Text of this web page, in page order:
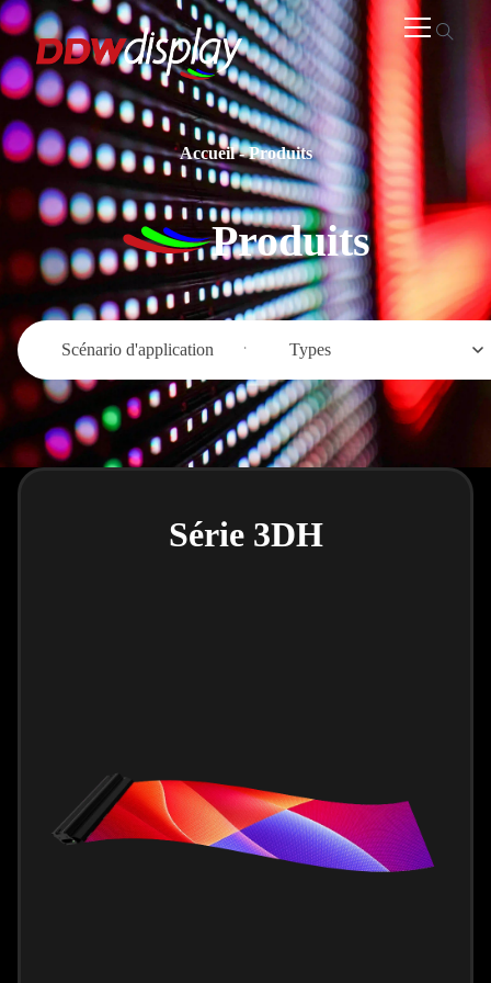
Accueil-Produits
Produits
Scénario d'application Types
Série 3DH